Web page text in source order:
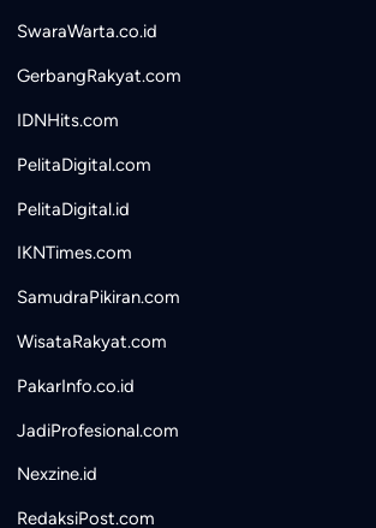
SwaraWarta.co.id
GerbangRakyat.com
IDNHits.com
PelitaDigital.com
PelitaDigital.id
IKNTimes.com
SamudraPikiran.com
WisataRakyat.com
PakarInfo.co.id
JadiProfesional.com
Nexzine.id
RedaksiPost.com